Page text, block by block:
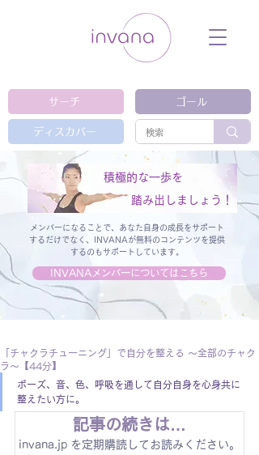
ガ 瞑想 栄養 医学 レッスン レクチャ
ー ​ストレス 免疫力 睡眠 メンタルヘル
サーチ
ディスカバー
ゴール
積極的な一歩を
踏み出しましょう！
メンバーになることで、あなた自身の成長をサポート
するだけでなく、
INVANAが無料のコンテンツを提供
するのもサポートしています。
INVANAメンバーについてはこちら
「チャクラチューニング」で自分を整える 〜全部のチャク
ラ〜【44分】
ポーズ、音、色、呼吸を通して自分自身を心身共に
整えたい方に。
記事の続きは…
invana.jp を定期購読してお読みください。